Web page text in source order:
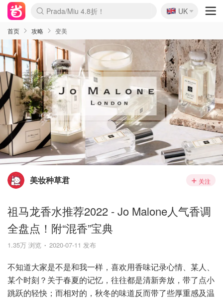
麦卢卡蜂蜜夏促！个位数！
Prada/Miu 4.8折！
啥？必胜客披萨5折！
🇬🇧
UK
首页 攻略 变美
美妆种草君 关注
祖马龙香水推荐2022 - Jo Malone人气香调
全盘点！附“混香”宝典
1.35万 浏览 2020-07-11 发布
不知道大家是不是和我一样，喜欢用香味记录心情、某人、
某个时刻？关于春夏的记忆，往往都是清新奔放，带了点小
跳跃的轻快；而相对的，秋冬的味道反而带了些厚重感及温